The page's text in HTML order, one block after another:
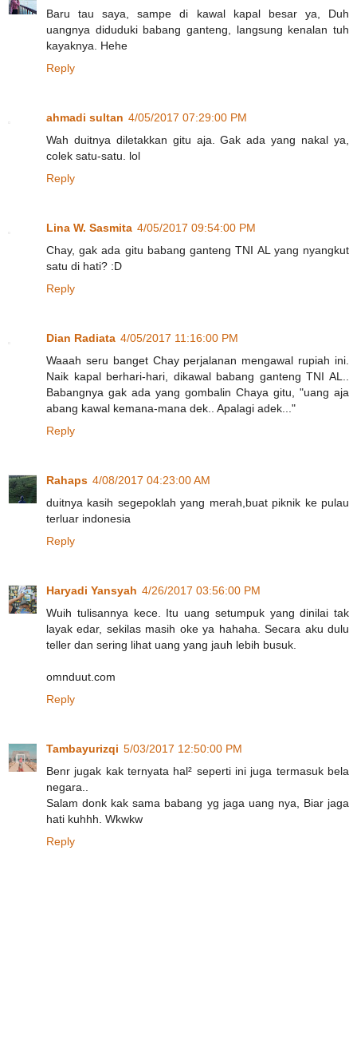
Baru tau saya, sampe di kawal kapal besar ya, Duh
uangnya diduduki babang ganteng, langsung kenalan tuh
kayaknya. Hehe
Reply
ahmadi sultan 4/05/2017 07:29:00 PM
Wah duitnya diletakkan gitu aja. Gak ada yang nakal ya,
colek satu-satu. lol
Reply
Lina W. Sasmita 4/05/2017 09:54:00 PM
Chay, gak ada gitu babang ganteng TNI AL yang nyangkut
satu di hati? :D
Reply
Dian Radiata 4/05/2017 11:16:00 PM
Waaah seru banget Chay perjalanan mengawal rupiah ini.
Naik kapal berhari-hari, dikawal babang ganteng TNI AL..
Babangnya gak ada yang gombalin Chaya gitu, "uang aja
abang kawal kemana-mana dek.. Apalagi adek..."
Reply
Rahaps 4/08/2017 04:23:00 AM
duitnya kasih segepoklah yang merah,buat piknik ke pulau
terluar indonesia
Reply
Haryadi Yansyah 4/26/2017 03:56:00 PM
Wuih tulisannya kece. Itu uang setumpuk yang dinilai tak
layak edar, sekilas masih oke ya hahaha. Secara aku dulu
teller dan sering lihat uang yang jauh lebih busuk.
omnduut.com
Reply
Tambayurizqi 5/03/2017 12:50:00 PM
Benr jugak kak ternyata hal² seperti ini juga termasuk bela
negara..
Salam donk kak sama babang yg jaga uang nya, Biar jaga
hati kuhhh. Wkwkw
Reply